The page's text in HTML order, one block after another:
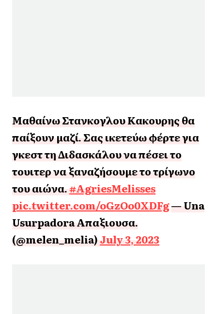
Μαθαίνω Στανκογλου Κακουρης θα
παίξουν μαζί. Σας ικετεύω φέρτε για
γκεστ τη Διδασκάλου να πέσει το
τουιτερ να ξαναζήσουμε το τρίγωνο
του αιώνα.#AgriesMelisses
pic.twitter.com/oGzOo0XDFg— Una
Usurpadora Απαξιουσα.
(@melen_melia)July 3, 2023